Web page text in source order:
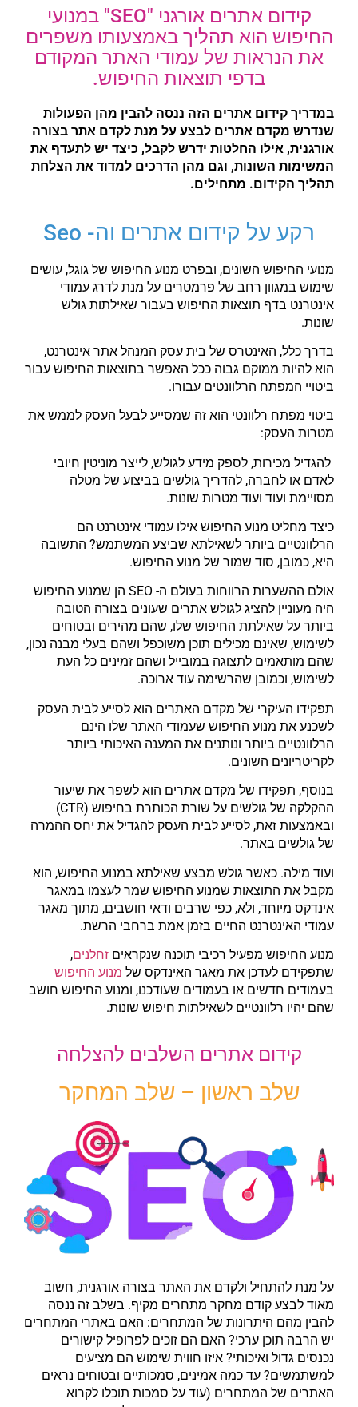
קידום אתרים אורגני "SEO" במנועי
החיפוש הוא תהליך באמצעותו משפרים
את הנראות של עמודי האתר המקודם
בדפי תוצאות החיפוש.
במדריך קידום אתרים הזה ננסה להבין מהן הפעולות
שנדרש מקדם אתרים לבצע על מנת לקדם אתר בצורה
אורגנית, אילו החלטות ידרש לקבל, כיצד יש לתעדף את
המשימות השונות, וגם מהן הדרכים למדוד את הצלחת
תהליך הקידום. מתחילים.
רקע על קידום אתרים וה- Seo
מנועי החיפוש השונים, ובפרט מנוע החיפוש של גוגל, עושים
שימוש במגוון רחב של פרמטרים על מנת לדרג עמודי
אינטרנט בדף תוצאות החיפוש בעבור שאילתות גולש
שונות.
בדרך כלל, האינטרס של בית עסק המנהל אתר אינטרנט,
הוא להיות ממוקם גבוה ככל האפשר בתוצאות החיפוש עבור
ביטויי המפתח הרלוונטים עבורו.
ביטוי מפתח רלוונטי הוא זה שמסייע לבעל העסק לממש את
מטרות העסק:
להגדיל מכירות, לספק מידע לגולש, לייצר מוניטין חיובי
לאדם או לחברה, להדריך גולשים בביצוע של מטלה
מסויימת ועוד ועוד מטרות שונות.
כיצד מחליט מנוע החיפוש אילו עמודי אינטרנט הם
הרלוונטיים ביותר לשאילתא שביצע המשתמש? התשובה
היא, כמובן, סוד שמור של מנוע החיפוש.
אולם ההשערות הרווחות בעולם ה- SEO הן שמנוע החיפוש
היה מעוניין להציג לגולש אתרים שעונים בצורה הטובה
ביותר על שאילתת החיפוש שלו, שהם מהירים ובטוחים
לשימוש, שאינם מכילים תוכן משוכפל ושהם בעלי מבנה נכון,
שהם מותאמים לתצוגה במובייל ושהם זמינים כל העת
לשימוש, וכמובן שהרשימה עוד ארוכה.
תפקידו העיקרי של מקדם האתרים הוא לסייע לבית העסק
לשכנע את מנוע החיפוש שעמודי האתר שלו הינם
הרלוונטיים ביותר ונותנים את המענה האיכותי ביותר
לקריטריונים השונים.
בנוסף, תפקידו של מקדם אתרים הוא לשפר את שיעור
ההקלקה של גולשים על שורת הכותרת בחיפוש (CTR)
ובאמצעות זאת, לסייע לבית העסק להגדיל את יחס ההמרה
של גולשים באתר.
ועוד מילה. כאשר גולש מבצע שאילתא במנוע החיפוש, הוא
מקבל את התוצאות שמנוע החיפוש שמר לעצמו במאגר
אינדקס מיוחד, ולא, כפי שרבים ודאי חושבים, מתוך מאגר
עמודי האינטרנט החיים בזמן אמת ברחבי הרשת.
מנוע החיפוש מפעיל רכיבי תוכנה שנקראים זחלנים,
שתפקידם לעדכן את מאגר האינדקס של מנוע החיפוש
בעמודים חדשים או בעמודים שעודכנו, ומנוע החיפוש חושב
שהם יהיו רלוונטיים לשאילתות חיפוש שונות.
קידום אתרים השלבים להצלחה
שלב ראשון – שלב המחקר
על מנת להתחיל ולקדם את האתר בצורה אורגנית, חשוב
מאוד לבצע קודם מחקר מתחרים מקיף. בשלב זה ננסה
להבין מהם היתרונות של המתחרים: האם באתרי המתחרים
יש הרבה תוכן ערכי? האם הם זוכים לפרופיל קישורים
נכנסים גדול ואיכותי? איזו חווית שימוש הם מציעים
למשתמשים? עד כמה אמינים, סמכותיים ובטוחים נראים
האתרים של המתחרים (עוד על סמכות תוכלו לקרוא